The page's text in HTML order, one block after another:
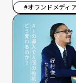
#オウンドメディ